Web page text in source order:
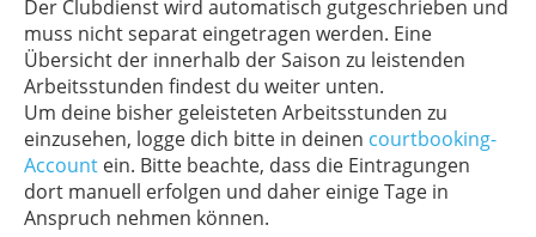
Der Clubdienst wird automatisch gutgeschrieben und
muss nicht separat eingetragen werden. Eine
Übersicht der innerhalb der Saison zu leistenden
Arbeitsstunden findest du weiter unten.
Um deine bisher geleisteten Arbeitsstunden zu
einzusehen, logge dich bitte in deinen courtbooking-
Account ein. Bitte beachte, dass die Eintragungen
dort manuell erfolgen und daher einige Tage in
Anspruch nehmen können.